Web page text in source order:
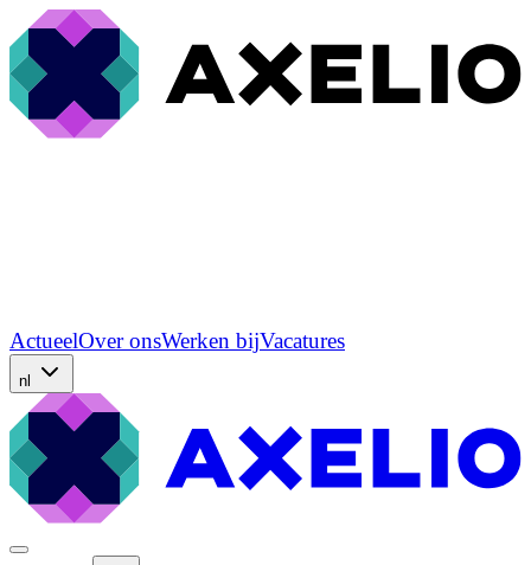
ActueelOver onsWerken bijVacatures
nl